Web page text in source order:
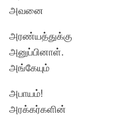
அவனை
அரண்யத்துக்கு
அனுப்பினாள்.
அங்கேயும்
அபாயம்!
அரக்கர்களின்